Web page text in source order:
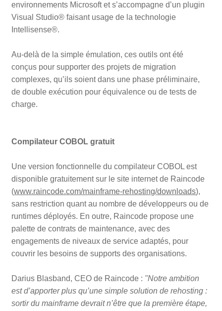
environnements Microsoft et s’accompagne d’un plugin
Visual Studio® faisant usage de la technologie
Intellisense®.
Au-delà de la simple émulation, ces outils ont été
conçus pour supporter des projets de migration
complexes, qu’ils soient dans une phase préliminaire,
de double exécution pour équivalence ou de tests de
charge.
Compilateur COBOL gratuit
Une version fonctionnelle du compilateur COBOL est
disponible gratuitement sur le site internet de Raincode
(www.raincode.com/mainframe-rehosting/downloads),
sans restriction quant au nombre de développeurs ou de
runtimes déployés. En outre, Raincode propose une
palette de contrats de maintenance, avec des
engagements de niveaux de service adaptés, pour
couvrir les besoins de supports des organisations.
Darius Blasband, CEO de Raincode : "Notre ambition
est d’apporter plus qu’une simple solution de rehosting :
sortir du mainframe devrait n’être que la première étape,